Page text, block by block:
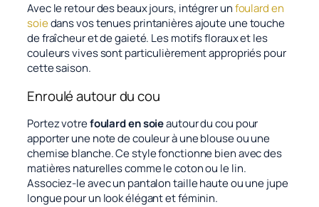
Avec le retour des beaux jours, intégrer unfoulard en
soiedans vos tenues printanières ajoute une touche
de fraîcheur et de gaieté. Les motifs floraux et les
couleurs vives sont particulièrement appropriés pour
cette saison.
Enroulé autour du cou
Portez votrefoulard en soieautour du cou pour
apporter une note de couleur à une blouse ou une
chemise blanche. Ce style fonctionne bien avec des
matières naturelles comme le coton ou le lin.
Associez-le avec un pantalon taille haute ou une jupe
longue pour un look élégant et féminin.